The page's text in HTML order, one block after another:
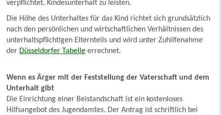
verpflichtet, Kindesunterhalt zu leisten.
Die Höhe des Unterhaltes für das Kind richtet sich grundsätzlich
nach den persönlichen und wirtschaftlichen Verhältnissen des
unterhaltspflichtigen Elternteils und wird unter Zuhilfenahme
der Düsseldorfer Tabelle errechnet.
Wenn es Ärger mit der Feststellung der Vaterschaft und dem
Unterhalt gibt
Die Einrichtung einer Beistandschaft ist ein kostenloses
Hilfsangebot des Jugendamtes. Der Antrag ist schriftlich bei